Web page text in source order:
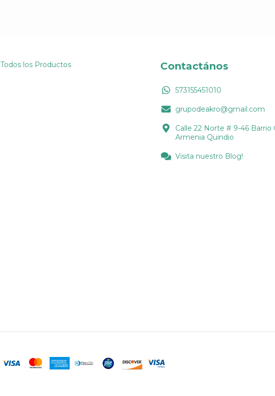
Todos los Productos Contactános
573155451010
grupodeakro@gmail.com
Calle 22 Norte # 9-46 Barrio
Armenia Quindio
Visita nuestro Blog!